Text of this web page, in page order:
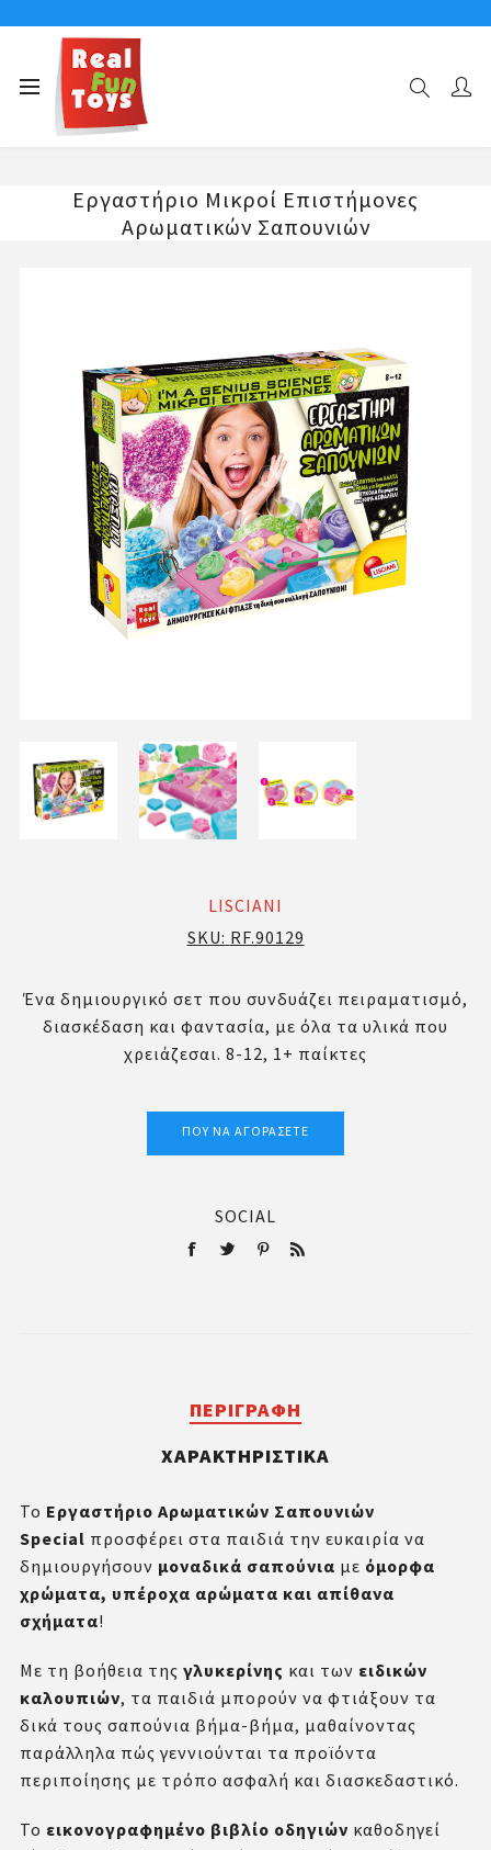
Αρχική σελίδα
Εργαστήριο Μικροί Επιστήμονες Αρωματικών Σαπουνιών
Εργαστήριο Μικροί Επιστήμονες
Αρωματικών Σαπουνιών
LISCIANI
SKU: RF.90129
Ένα δημιουργικό σετ που συνδυάζει πειραματισμό,
διασκέδαση και φαντασία, με όλα τα υλικά που
χρειάζεσαι. 8-12, 1+ παίκτες
ΠΟΎ ΝΑ ΑΓΟΡΆΣΕΤΕ
SOCIAL
ΠΕΡΙΓΡΑΦΉ
ΧΑΡΑΚΤΗΡΙΣΤΙΚΆ
Το Εργαστήριο Αρωματικών Σαπουνιών
Special προσφέρει στα παιδιά την ευκαιρία να
δημιουργήσουν μοναδικά σαπούνια με όμορφα
χρώματα, υπέροχα αρώματα και απίθανα
σχήματα!
Με τη βοήθεια της γλυκερίνης και των ειδικών
καλουπιών, τα παιδιά μπορούν να φτιάξουν τα
δικά τους σαπούνια βήμα-βήμα, μαθαίνοντας
παράλληλα πώς γεννιούνται τα προϊόντα
περιποίησης με τρόπο ασφαλή και διασκεδαστικό.
Το εικονογραφημένο βιβλίο οδηγιών καθοδηγεί